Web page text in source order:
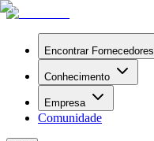
Encontrar Fornecedores
Conhecimento
Empresa
Comunidade